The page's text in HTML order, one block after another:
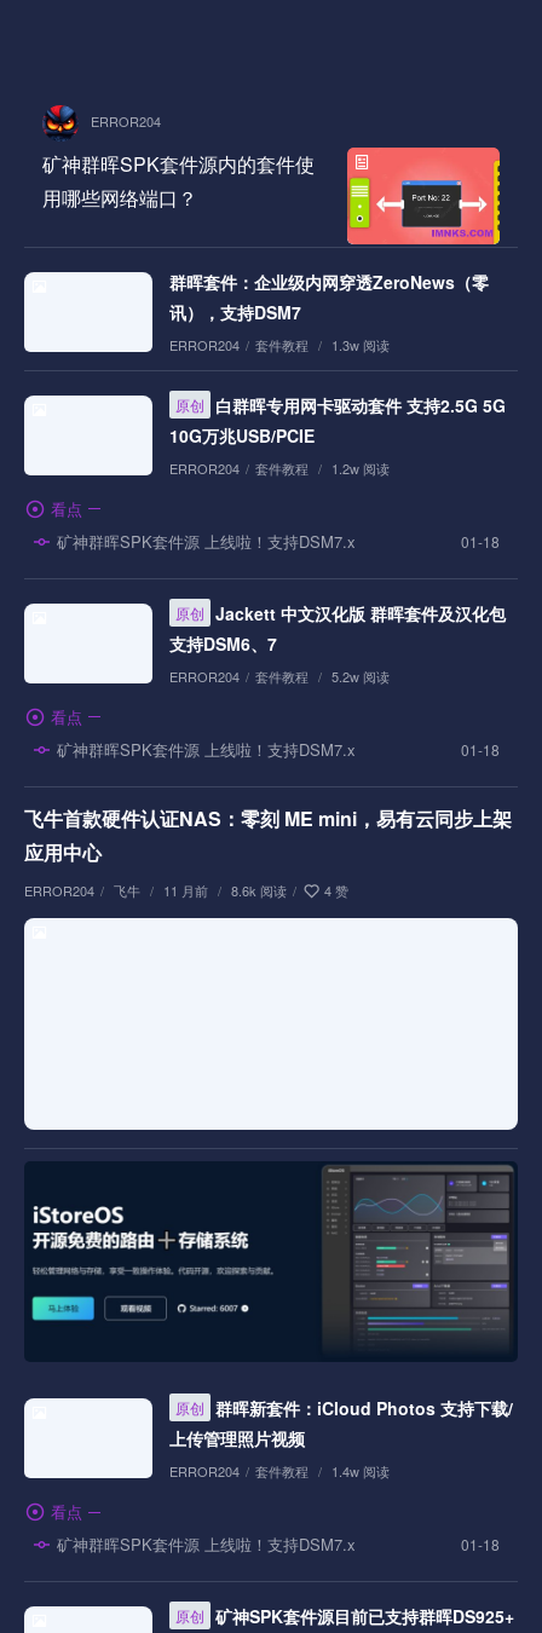
ERROR204
矿神群晖SPK套件源内的套件使
用哪些网络端口？
群晖套件：企业级内网穿透ZeroNews（零
讯），支持DSM7
ERROR204 / 套件教程 / 1.3w 阅读
原创
白群晖专用网卡驱动套件 支持2.5G 5G
10G万兆USB/PCIE
ERROR204 / 套件教程 / 1.2w 阅读
看点
矿神群晖SPK套件源 上线啦！支持DSM7.x
01-18
原创 Jackett 中文汉化版 群晖套件及汉化包
支持DSM6、7
ERROR204 / 套件教程 / 5.2w 阅读
看点
矿神群晖SPK套件源 上线啦！支持DSM7.x
01-18
飞牛首款硬件认证NAS：零刻 ME mini，易有云同步上架
应用中心
ERROR204 / 飞牛 / 11 月前 / 8.6k 阅读 / 4 赞
原创 群晖新套件：iCloud Photos 支持下载/
上传管理照片视频
ERROR204 / 套件教程 / 1.4w 阅读
看点
矿神群晖SPK套件源 上线啦！支持DSM7.x
01-18
原创 矿神SPK套件源目前已支持群晖DS925+